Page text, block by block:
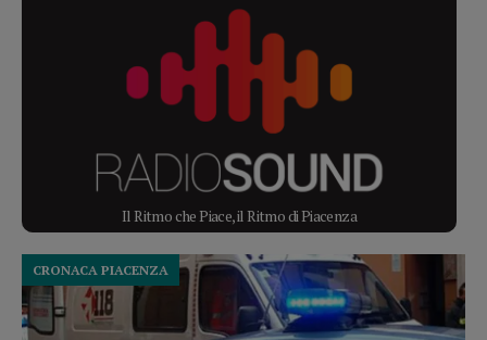
Il Ritmo che Piace, il Ritmo di Piacenza
CRONACA PIACENZA